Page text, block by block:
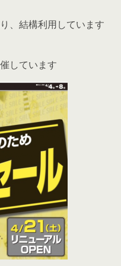
、結構利用しています
しています